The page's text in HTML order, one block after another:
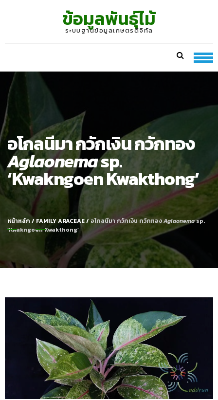
ข้อมูลพันธุ์ไม้
ระบบฐานข้อมูลเกษตรดิจิทัล
อโกลนีมา กวักเงิน กวักทอง
Aglaonemasp.
‘Kwakngoen Kwakthong’
หน้าหลัก / FAMILY ARACEAE/อโกลนีมา กวักเงิน กวักทองAglaonemasp.
‘Kwakngoen Kwakthong’